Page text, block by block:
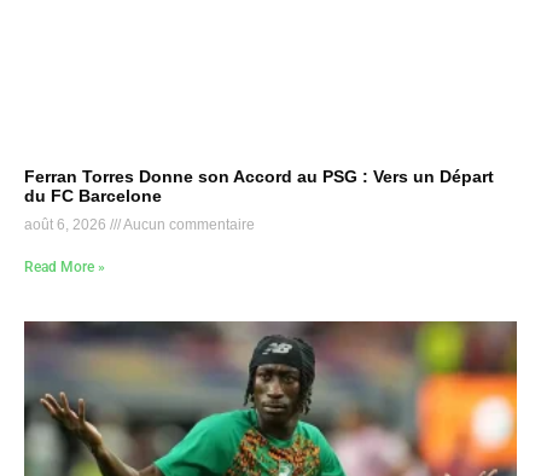
Ferran Torres Donne son Accord au PSG : Vers un Départ
du FC Barcelone
août 6, 2026 Aucun commentaire
Read More »